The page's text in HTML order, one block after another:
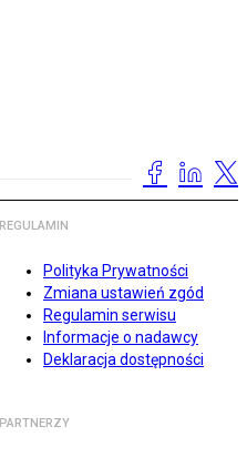
REGULAMIN
Polityka Prywatności
Zmiana ustawień zgód
Regulamin serwisu
Informacje o nadawcy
Deklaracja dostępności
PARTNERZY